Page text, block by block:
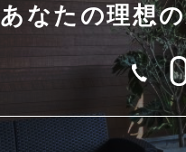
あなたの理想